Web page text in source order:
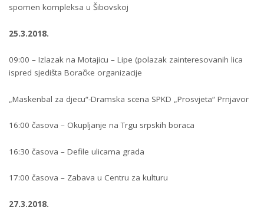
spomen kompleksa u Šibovskoj
25.3.2018.
09:00 – Izlazak na Motajicu – Lipe (polazak zainteresovanih lica
ispred sjedišta Boračke organizacije
„Maskenbal za djecu“-Dramska scena SPKD „Prosvjeta“ Prnjavor
16:00 časova – Okupljanje na Trgu srpskih boraca
16:30 časova – Defile ulicama grada
17:00 časova – Zabava u Centru za kulturu
27.3.2018.